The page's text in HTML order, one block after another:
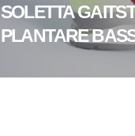
SOLETTA
PLANTARE